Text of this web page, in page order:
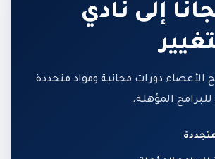
إلى نادي
دورات مجانية ومواد متجددة
المؤهلة.